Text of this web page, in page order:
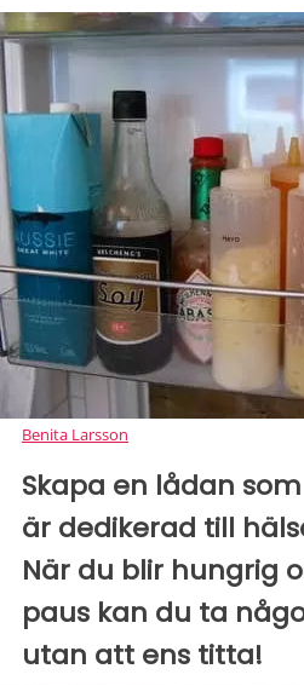
Benita Larsson
Skapa en lådan
är dedikerad till
När du blir hungrig
paus kan du ta
utan att ens titta!